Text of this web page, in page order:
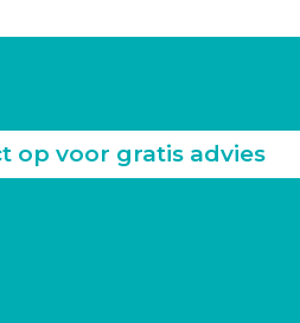
op voor gratis advies